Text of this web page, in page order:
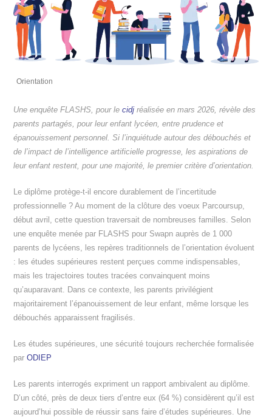
Orientation
Une enquête FLASHS, pour lecidj réalisée en mars 2026, révèle des
parents partagés, pour leur enfant lycéen, entre prudence et
épanouissement personnel. Si l’inquiétude autour des débouchés et
de l’impact de l’intelligence artificielle progresse, les aspirations de
leur enfant restent, pour une majorité, le premier critère d’orientation.
Le diplôme protège-t-il encore durablement de l’incertitude
professionnelle ? Au moment de la clôture des voeux Parcoursup,
début avril, cette question traversait de nombreuses familles. Selon
une enquête menée par FLASHS pour Swapn auprès de 1 000
parents de lycéens, les repères traditionnels de l’orientation évoluent
: les études supérieures restent perçues comme indispensables,
mais les trajectoires toutes tracées convainquent moins
qu’auparavant. Dans ce contexte, les parents privilégient
majoritairement l’épanouissement de leur enfant, même lorsque les
débouchés apparaissent fragilisés.
Les études supérieures, une sécurité toujours recherchée formalisée
parODIEP
Les parents interrogés expriment un rapport ambivalent au diplôme.
D’un côté, près de deux tiers d’entre eux (64 %) considèrent qu’il est
aujourd’hui possible de réussir sans faire d’études supérieures. Une